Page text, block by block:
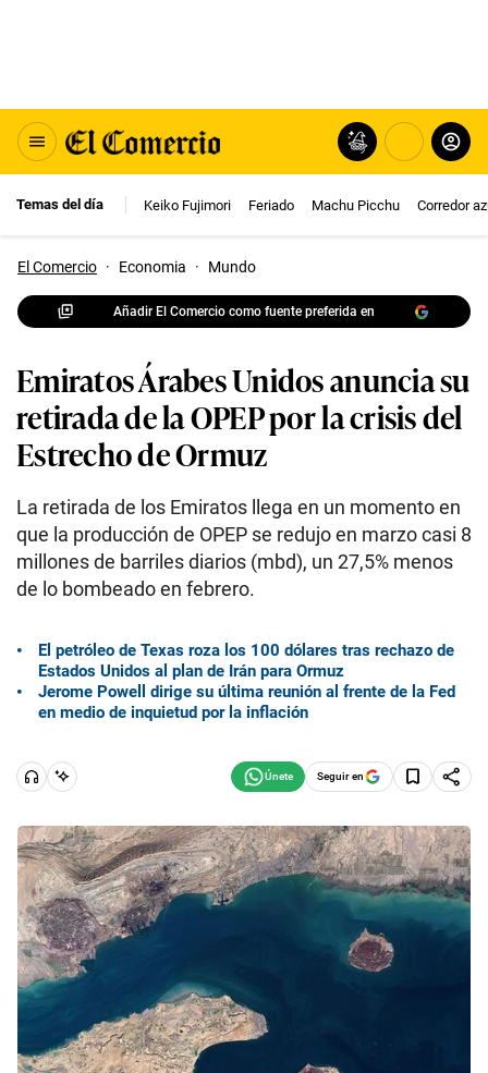
Temas del día Keiko Fujimori Feriado Machu Picchu Corredor
El Comercio · Economia · Mundo
Añadir El Comercio como fuente preferida en
Emiratos Árabes Unidos anuncia su
retirada de la OPEP por la crisis del
Estrecho de Ormuz
La retirada de los Emiratos llega en un momento en
que la producción de OPEP se redujo en marzo casi 8
millones de barriles diarios (mbd), un 27,5% menos
de lo bombeado en febrero.
El petróleo de Texas roza los 100 dólares tras rechazo de
Estados Unidos al plan de Irán para Ormuz
Jerome Powell dirige su última reunión al frente de la Fed
en medio de inquietud por la inflación
Seguir en